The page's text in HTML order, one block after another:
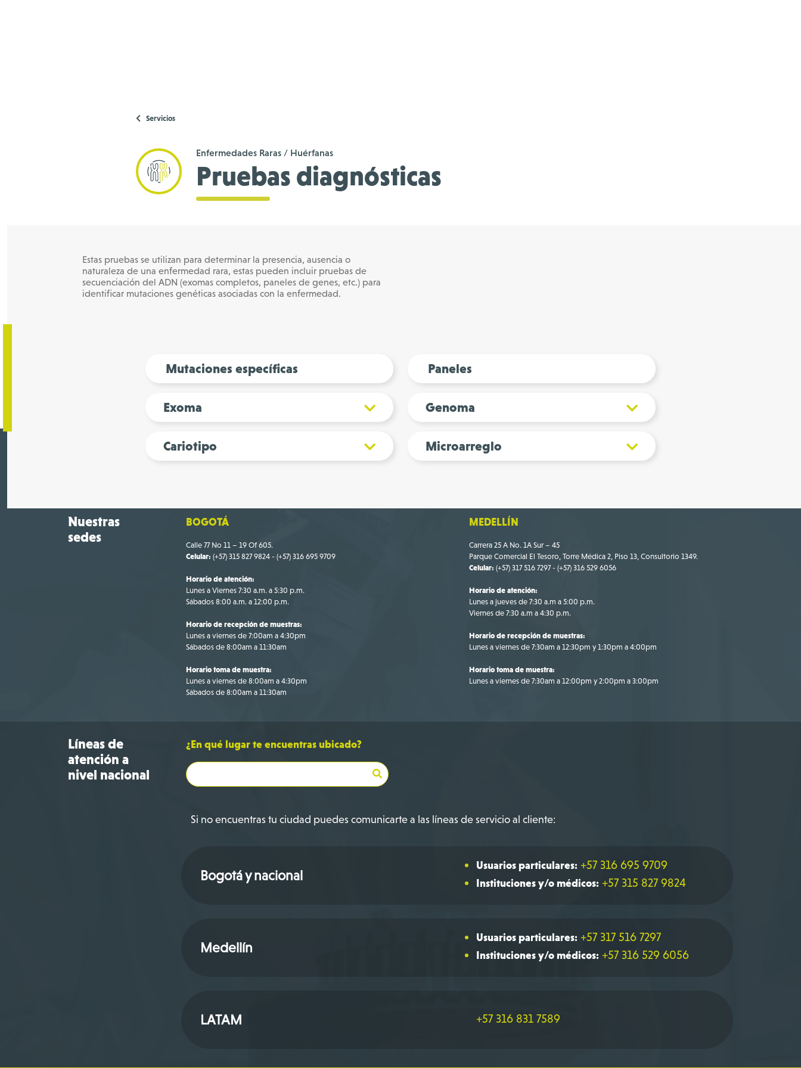
Servicios
Enfermedades Raras / Huérfanas
Pruebas diagnósticas
Estas pruebas se utilizan para determinar la presencia, ausencia o
naturaleza de una enfermedad rara, estas pueden incluir pruebas de
secuenciación del ADN (exomas completos, paneles de genes, etc.) para
identificar mutaciones genéticas asociadas con la enfermedad.
Mutaciones específicas Paneles
Exoma Genoma
Cariotipo Microarreglo
Nuestras
sedes
BOGOTÁ
Calle 77 No 11 – 19 Of 605.
Celular: (+57) 315 827 9824 - (+57) 316 695 9709
Horario de atención:
Lunes a Viernes 7:30 a.m. a 5:30 p.m.
Sábados 8:00 a.m. a 12:00 p.m.
Horario de recepción de muestras:
Lunes a viernes de 7:00am a 4:30pm
Sábados de 8:00am a 11:30am
Horario toma de muestra:
Lunes a viernes de 8:00am a 4:30pm
Sábados de 8:00am a 11:30am
MEDELLÍN
Carrera 25 A No. 1A Sur – 45
Parque Comercial El Tesoro, Torre Médica 2, Piso 13, Consultorio 1349.
Celular: (+57) 317 516 7297 - (+57) 316 529 6056
Horario de atención:
Lunes a jueves de 7:30 a.m a 5:00 p.m.
Viernes de 7:30 a.m a 4:30 p.m.
Horario de recepción de muestras:
Lunes a viernes de 7:30am a 12:30pm y 1:30pm a 4:00pm
Horario toma de muestra:
Lunes a viernes de 7:30am a 12:00pm y 2:00pm a 3:00pm
Líneas de
atención a
nivel nacional
¿En qué lugar te encuentras ubicado?
Si no encuentras tu ciudad puedes comunicarte a las líneas de servicio al cliente:
Bogotá y nacional
Usuarios particulares: +57 316 695 9709
Instituciones y/o médicos: +57 315 827 9824
Medellín
Usuarios particulares: +57 317 516 7297
Instituciones y/o médicos: +57 316 529 6056
LATAM +57 316 831 7589